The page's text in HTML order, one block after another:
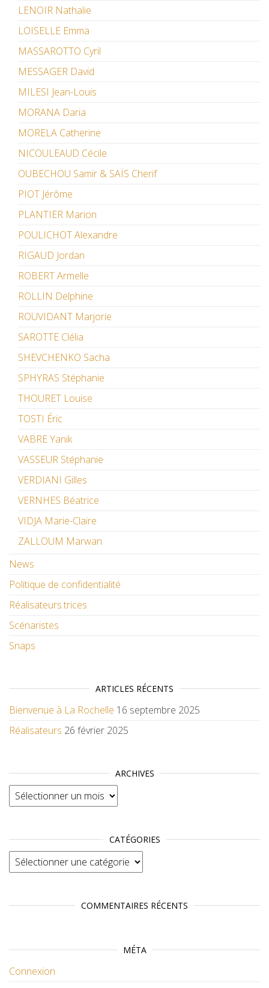
LENOIR Nathalie
LOISELLE Emma
MASSAROTTO Cyril
MESSAGER David
MILESI Jean-Louis
MORANA Daria
MORELA Catherine
NICOULEAUD Cécile
OUBECHOU Samir & SAÏS Cherif
PIOT Jérôme
PLANTIER Marion
POULICHOT Alexandre
RIGAUD Jordan
ROBERT Armelle
ROLLIN Delphine
ROUVIDANT Marjorie
SAROTTE Clélia
SHEVCHENKO Sacha
SPHYRAS Stéphanie
THOURET Louise
TOSTI Éric
VABRE Yanik
VASSEUR Stéphanie
VERDIANI Gilles
VERNHES Béatrice
VIDJA Marie-Claire
ZALLOUM Marwan
News
Politique de confidentialité
Réalisateurs.trices
Scénaristes
Snaps
ARTICLES RÉCENTS
Bienvenue à La Rochelle 16 septembre 2025
Réalisateurs 26 février 2025
ARCHIVES
Archives
CATÉGORIES
Catégories
COMMENTAIRES RÉCENTS
MÉTA
Connexion